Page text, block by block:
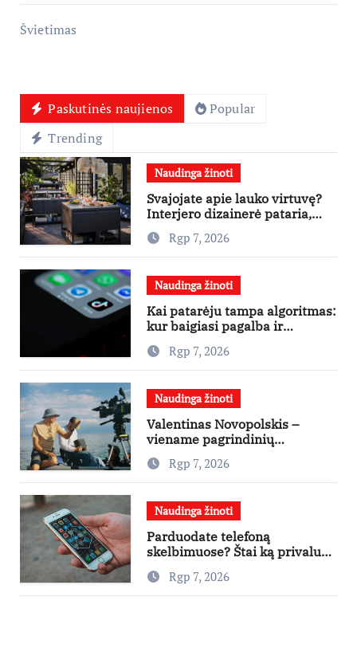
Švietimas
Paskutinės naujienos
Popular
Trending
Naudinga žinoti
Svajojate apie lauko virtuvę?
Interjero dizainerė pataria,
nuo ko pradėti
Rgp 7, 2026
Naudinga žinoti
Kai patarėju tampa algoritmas:
kur baigiasi pagalba ir
prasideda reklama?
Rgp 7, 2026
Naudinga žinoti
Valentinas Novopolskis –
viename pagrindinių
vaidmenų penkių šalių filme
„Nugalėtoja“: Lietuvos kino
teatruose – nuo rugpjūčio 7-
osios
Rgp 7, 2026
Naudinga žinoti
Parduodate telefoną
skelbimuose? Štai ką privalu
padaryti
Rgp 7, 2026